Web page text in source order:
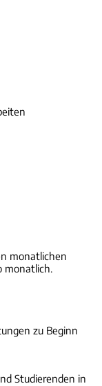
monatlichen
monatlich.
zu Beginn
Studierenden in